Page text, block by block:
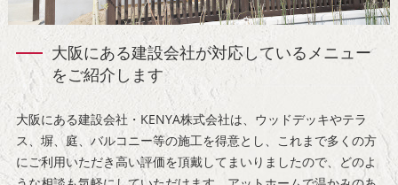
大阪にある建設会社が対応しているメニュー
をご紹介します
大阪にある建設会社・KENYA株式会社は、ウッドデッキやテラ
ス、塀、庭、バルコニー等の施工を得意とし、これまで多くの方
にご利用いただき高い評価を頂戴してまいりましたので、どのよ